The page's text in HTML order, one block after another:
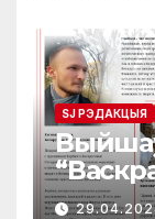
SJ РЭДАКЦЫЯ